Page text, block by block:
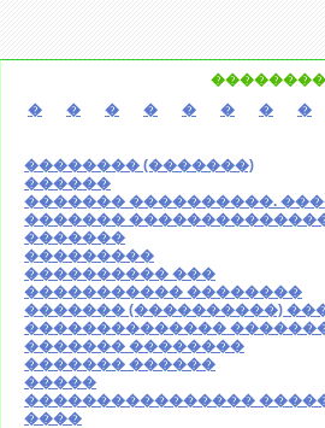
�
� � � � � � �
�������� (�������)
������
������� ����������.
�������
�������
���������
���������� ���
����������� ��������
������� (����������)
��������������
������� ��������
������� ������
�����
����������������
����